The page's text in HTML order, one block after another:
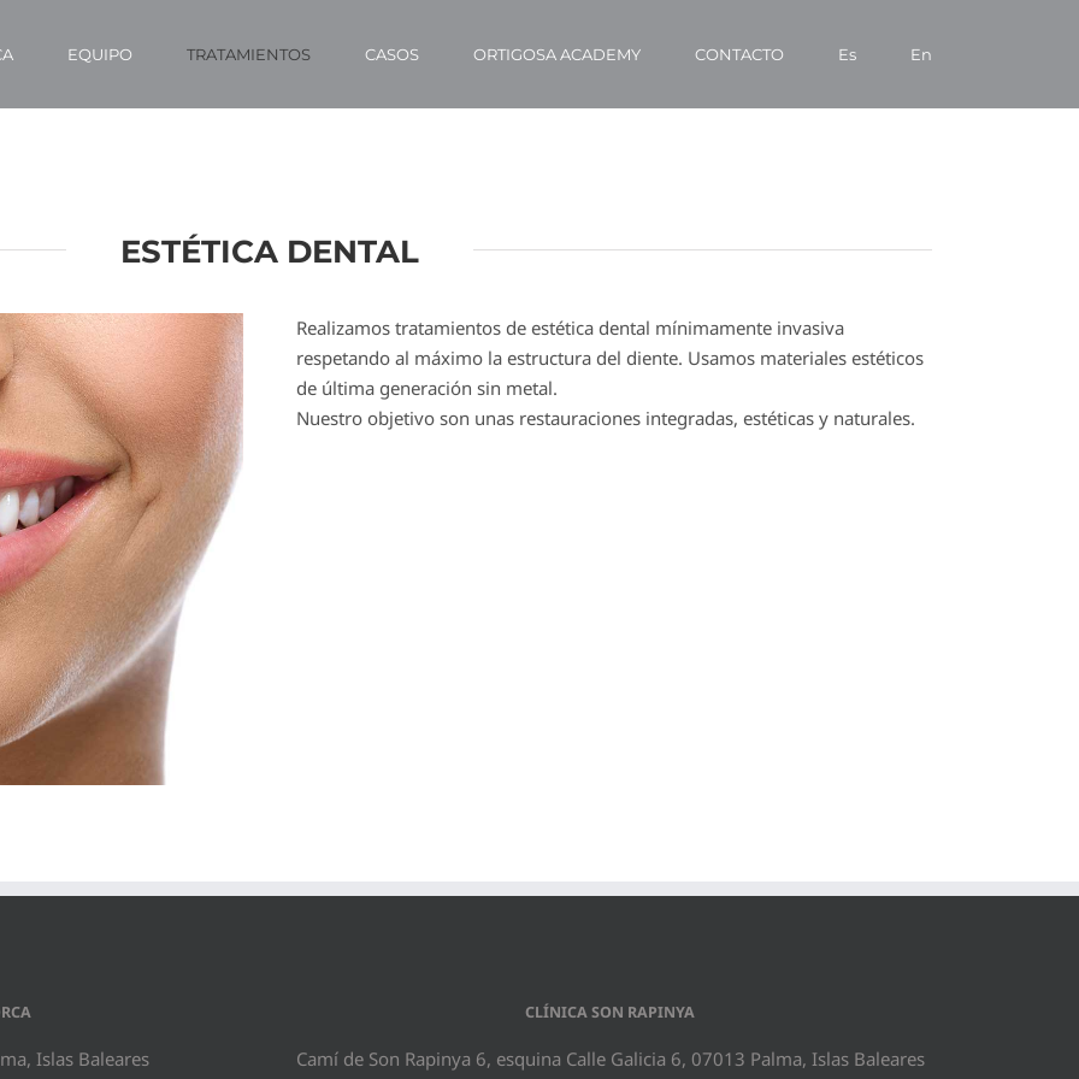
EQUIPO TRATAMIENTOS CASOS ORTIGOSA ACADEMY CONTACTO Es En
ESTÉTICA DENTAL
Realizamos tratamientos de estética dental mínimamente invasiva
respetando al máximo la estructura del diente. Usamos materiales estéticos
de última generación sin metal.
Nuestro objetivo son unas restauraciones integradas, estéticas y naturales.
Islas Baleares
CLÍNICA SON RAPINYA
Camí de Son Rapinya 6, esquina Calle Galicia 6, 07013 Palma, Islas Baleares